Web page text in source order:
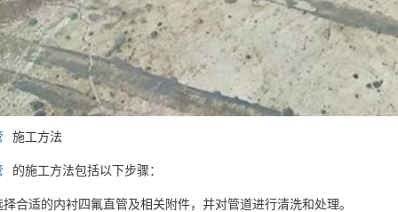
施工方法
的施工方法包括以下步骤：
合适的内衬四氟直管及相关附件，并对管道进行清洗和处理。